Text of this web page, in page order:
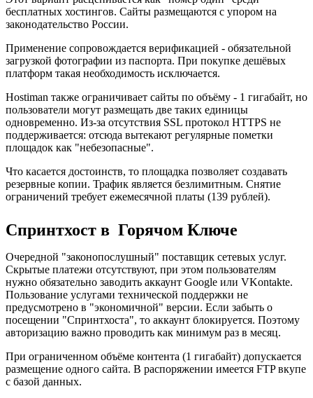
бесплатных хостингов. Сайты размещаются с упором на
законодательство России.
Применение сопровождается верификацией - обязательной
загрузкой фотографии из паспорта. При покупке дешёвых
платформ такая необходимость исключается.
Hostiman также ограничивает сайты по объёму - 1 гигабайт, но
пользователи могут размещать две таких единицы
одновременно. Из-за отсутствия SSL протокол HTTPS не
поддерживается: отсюда вытекают регулярные пометки
площадок как "небезопасные".
Что касается достоинств, то площадка позволяет создавать
резервные копии. Трафик является безлимитным. Снятие
ограничений требует ежемесячной платы (139 рублей).
Спринтхост в Горячом Ключе
Очередной "законопослушный" поставщик сетевых услуг.
Скрытые платежи отсутствуют, при этом пользователям
нужно обязательно заводить аккаунт Google или VKontakte.
Пользование услугами технической поддержки не
предусмотрено в "экономичной" версии. Если забыть о
посещении "Спринтхоста", то аккаунт блокируется. Поэтому
авторизацию важно проводить как минимум раз в месяц.
При ограниченном объёме контента (1 гигабайт) допускается
размещение одного сайта. В распоряжении имеется FTP вкупе
с базой данных.